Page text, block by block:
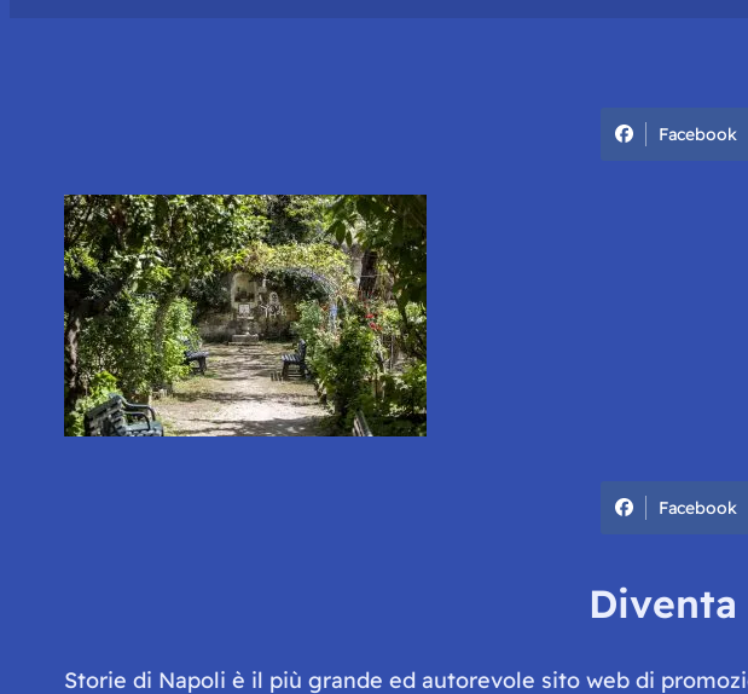
Facebook
Facebook
Storie di Napoli è il più grande ed autorevole sito web di